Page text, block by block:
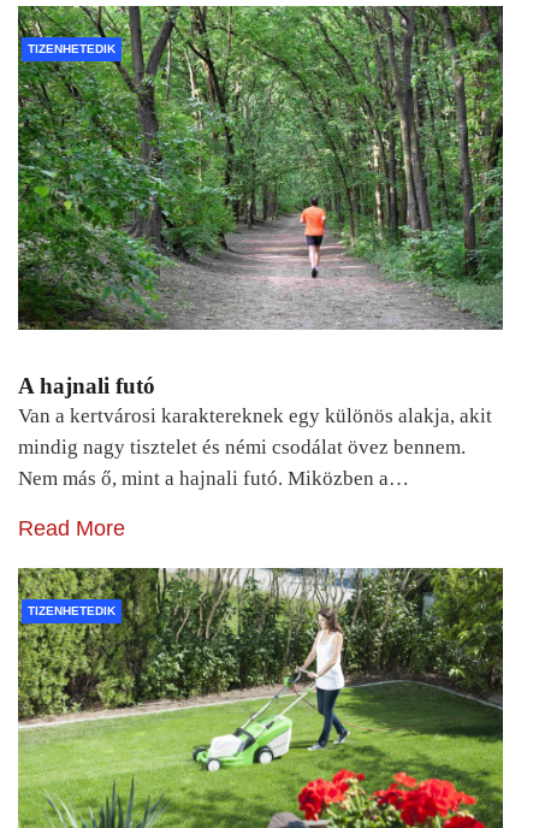
TIZENHETEDIK
A hajnali futó
Van a kertvárosi karaktereknek egy különös alakja, akit
mindig nagy tisztelet és némi csodálat övez bennem.
Nem más ő, mint a hajnali futó. Miközben a…
Read More
TIZENHETEDIK